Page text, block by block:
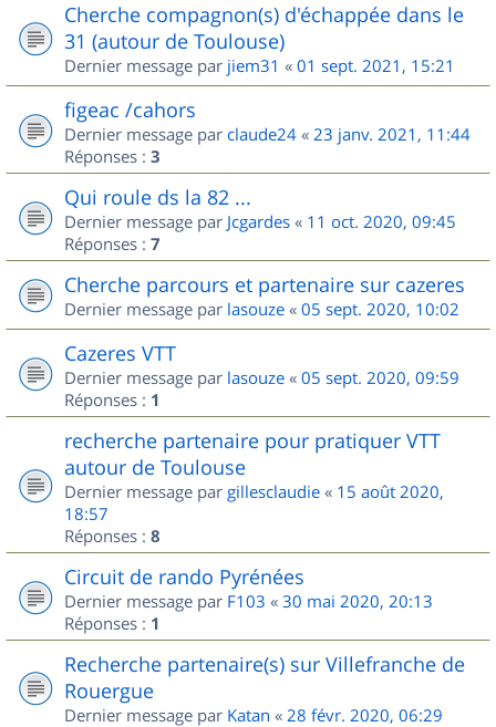
Cherche compagnon(s) d'échappée dans le
31 (autour de Toulouse)
Dernier message par jiem31 « 01 sept. 2021, 15:21
figeac /cahors
Dernier message par claude24 « 23 janv. 2021, 11:44
Réponses : 3
Qui roule ds la 82 ...
Dernier message par Jcgardes « 11 oct. 2020, 09:45
Réponses : 7
Cherche parcours et partenaire sur cazeres
Dernier message par lasouze « 05 sept. 2020, 10:02
Cazeres VTT
Dernier message par lasouze « 05 sept. 2020, 09:59
Réponses : 1
recherche partenaire pour pratiquer VTT
autour de Toulouse
Dernier message par gillesclaudie « 15 août 2020,
18:57
Réponses : 8
Circuit de rando Pyrénées
Dernier message par F103 « 30 mai 2020, 20:13
Réponses : 1
Recherche partenaire(s) sur Villefranche de
Rouergue
Dernier message par Katan « 28 févr. 2020, 06:29